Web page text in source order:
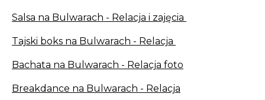
Salsa na Bulwarach - Relacja i zajęcia
Tajski boks na Bulwarach - Relacja
Bachata na Bulwarach - Relacja foto
Breakdance na Bulwarach - Relacja